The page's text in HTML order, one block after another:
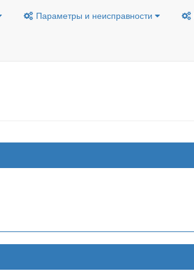
Параметры и неисправности